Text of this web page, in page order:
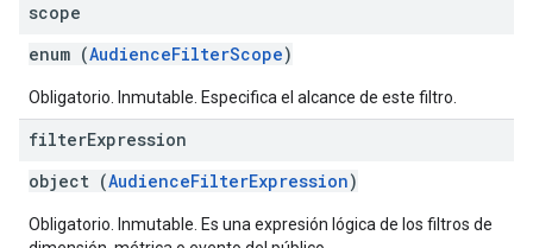
scope
enum (AudienceFilterScope)
Obligatorio. Inmutable. Especifica el alcance de este filtro.
filterExpression
object (AudienceFilterExpression)
Obligatorio. Inmutable. Es una expresión lógica de los filtros de